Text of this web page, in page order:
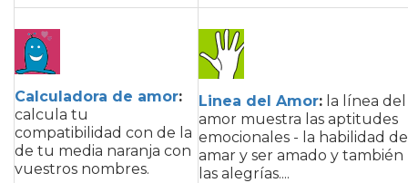
Calculadora de amor:
calcula tu
compatibilidad con de la
de tu media naranja con
vuestros nombres.
Linea del Amor: la línea del
amor muestra las aptitudes
emocionales - la habilidad de
amar y ser amado y también
las alegrías....